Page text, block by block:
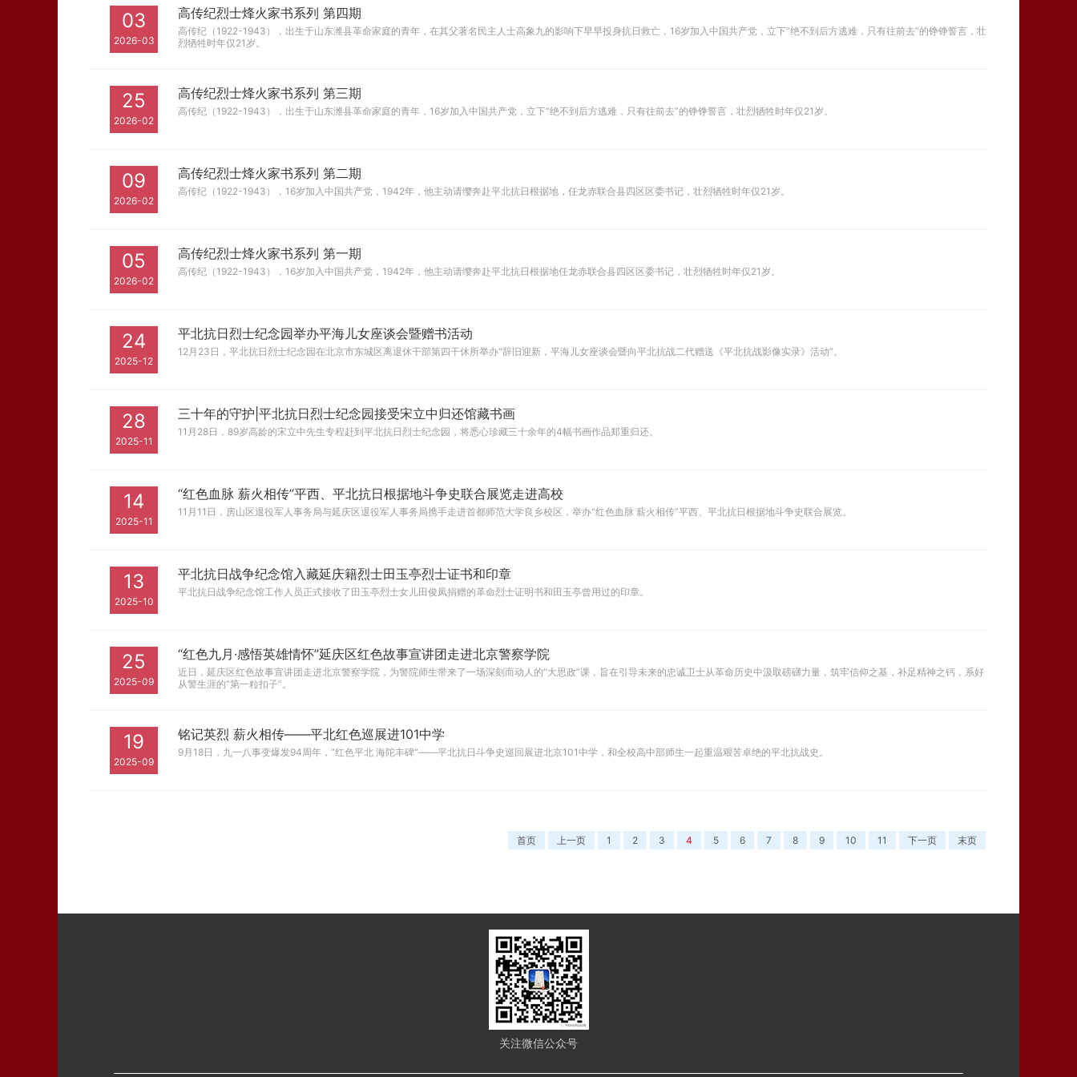
03
2026-03
高传纪烈士烽火家书系列 第四期
高传纪（1922-1943），出生于山东潍县革命家庭的青年，在其父著名民主人士高象九的影响下早早投身抗日救亡，16岁加入中国共产党，立下“绝不到后方逃难，只有往前去”的铮铮誓言，壮
烈牺牲时年仅21岁。
25
2026-02
高传纪烈士烽火家书系列 第三期
高传纪（1922-1943），出生于山东潍县革命家庭的青年，16岁加入中国共产党，立下“绝不到后方逃难，只有往前去”的铮铮誓言，壮烈牺牲时年仅21岁。
09
2026-02
高传纪烈士烽火家书系列 第二期
高传纪（1922-1943），16岁加入中国共产党，1942年，他主动请缨奔赴平北抗日根据地，任龙赤联合县四区区委书记，壮烈牺牲时年仅21岁。
05
2026-02
高传纪烈士烽火家书系列 第一期
高传纪（1922-1943），16岁加入中国共产党，1942年，他主动请缨奔赴平北抗日根据地任龙赤联合县四区区委书记，壮烈牺牲时年仅21岁。
24
2025-12
平北抗日烈士纪念园举办平海儿女座谈会暨赠书活动
12月23日，平北抗日烈士纪念园在北京市东城区离退休干部第四干休所举办“辞旧迎新，平海儿女座谈会暨向平北抗战二代赠送《平北抗战影像实录》活动”。
28
2025-11
三十年的守护|平北抗日烈士纪念园接受宋立中归还馆藏书画
11月28日，89岁高龄的宋立中先生专程赶到平北抗日烈士纪念园，将悉心珍藏三十余年的4幅书画作品郑重归还。
14
2025-11
“红色血脉 薪火相传”平西、平北抗日根据地斗争史联合展览走进高校
11月11日，房山区退役军人事务局与延庆区退役军人事务局携手走进首都师范大学良乡校区，举办“红色血脉 薪火相传”平西、平北抗日根据地斗争史联合展览。
13
2025-10
平北抗日战争纪念馆入藏延庆籍烈士田玉亭烈士证书和印章
平北抗日战争纪念馆工作人员正式接收了田玉亭烈士女儿田俊凤捐赠的革命烈士证明书和田玉亭曾用过的印章。
25
2025-09
“红色九月·感悟英雄情怀”延庆区红色故事宣讲团走进北京警察学院
近日，延庆区红色故事宣讲团走进北京警察学院，为警院师生带来了一场深刻而动人的“大思政”课，旨在引导未来的忠诚卫士从革命历史中汲取磅礴力量，筑牢信仰之基，补足精神之钙，系好
从警生涯的“第一粒扣子”。
19
2025-09
铭记英烈 薪火相传——平北红色巡展进101中学
9月18日，九一八事变爆发94周年，“红色平北 海陀丰碑”——平北抗日斗争史巡回展进北京101中学，和全校高中部师生一起重温艰苦卓绝的平北抗战史。
首页 上一页 1 2 3 4 5 6 7 8 9 10 11 下一页 末页
关注微信公众号